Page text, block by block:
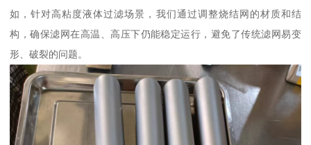
如，针对高粘度液体过滤场景，我们通过调整烧结网的材质和结
构，确保滤网在高温、高压下仍能稳定运行，避免了传统滤网易变
形、破裂的问题。